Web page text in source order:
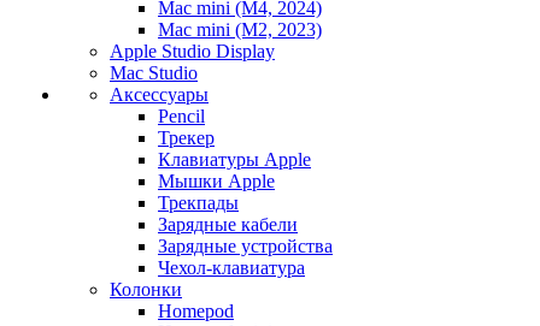
Mac mini (M4, 2024)
Mac mini (M2, 2023)
Apple Studio Display
Mac Studio
Аксессуары
Pencil
Трекер
Клавиатуры Apple
Мышки Apple
Трекпады
Зарядные кабели
Зарядные устройства
Чехол-клавиатура
Колонки
Homepod